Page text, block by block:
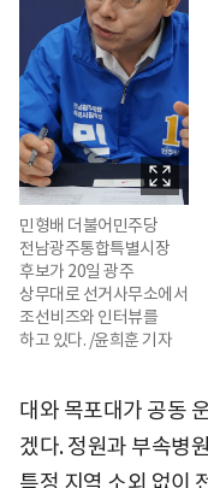
민형배 더불어민주당
전남광주통합특별시장
후보가 20일 광주
상무대로 선거사무소에서
조선비즈와 인터뷰를
하고 있다. /윤희훈 기자
대와 목포대가 공동
겠다. 정원과 부속병
특정 지역 소외 없이